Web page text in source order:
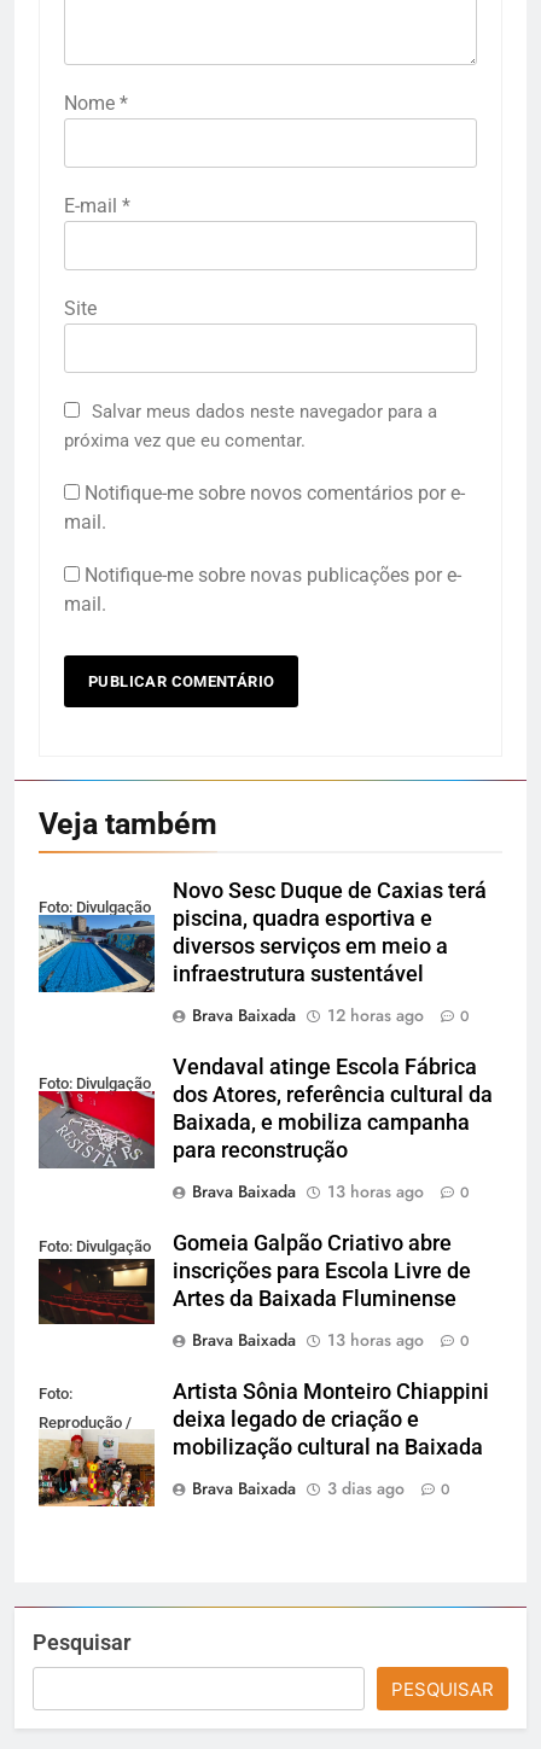
Nome *
E-mail *
Site
Salvar meus dados neste navegador para a
próxima vez que eu comentar.
Notifique-me sobre novos comentários por e-
mail.
Notifique-me sobre novas publicações por e-
mail.
Veja também
Foto: Divulgação
Novo Sesc Duque de Caxias terá
piscina, quadra esportiva e
diversos serviços em meio a
infraestrutura sustentável
Brava Baixada
12 horas ago 0
Foto: Divulgação
Vendaval atinge Escola Fábrica
dos Atores, referência cultural da
Baixada, e mobiliza campanha
para reconstrução
Brava Baixada
13 horas ago 0
Foto: Divulgação
Gomeia Galpão Criativo abre
inscrições para Escola Livre de
Artes da Baixada Fluminense
Brava Baixada
13 horas ago 0
Foto:
Reprodução /
Redes Sociais
Artista Sônia Monteiro Chiappini
deixa legado de criação e
mobilização cultural na Baixada
Brava Baixada
3 dias ago 0
Pesquisar
PESQUISAR